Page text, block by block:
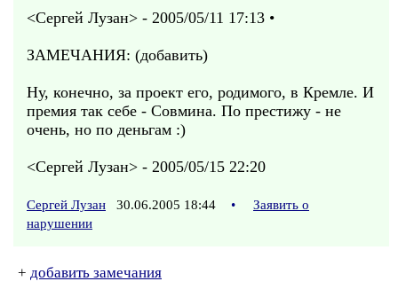
<Сергей Лузан> - 2005/05/11 17:13 •
ЗАМЕЧАНИЯ: (добавить)
Ну, конечно, за проект его, родимого, в Кремле. И
премия так себе - Совмина. По престижу - не
очень, но по деньгам :)
<Сергей Лузан> - 2005/05/15 22:20
Сергей Лузан 30.06.2005 18:44 •
Заявить о
нарушении
+ добавить замечания